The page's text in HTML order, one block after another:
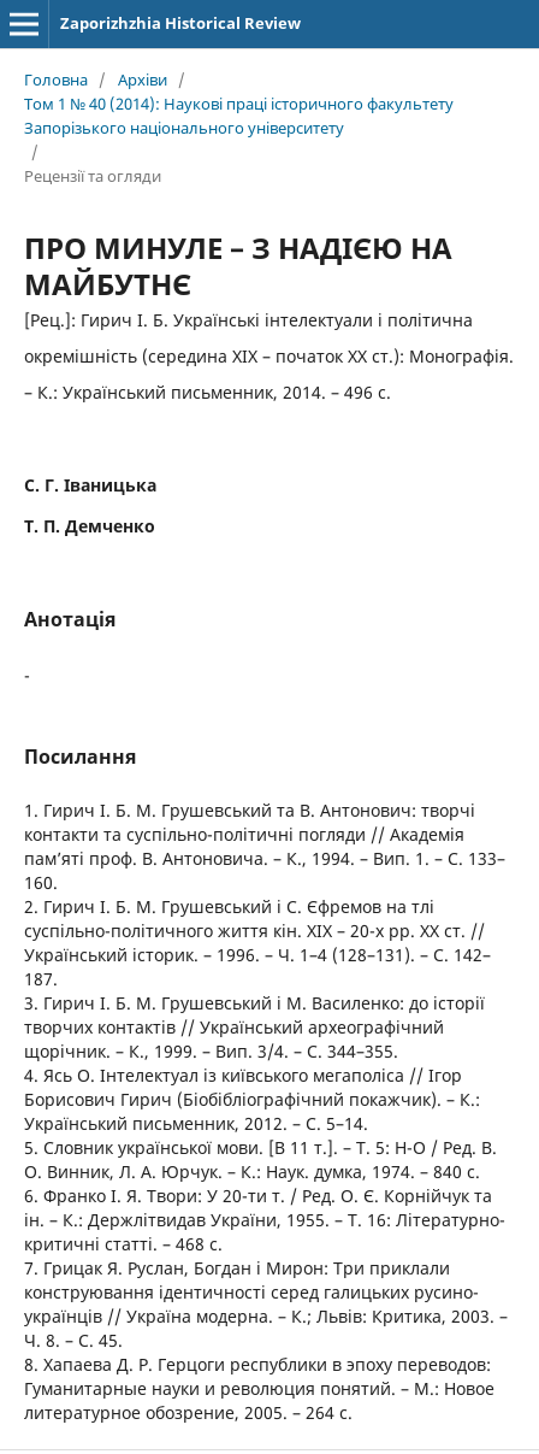
Zaporizhzhia Historical Review
Головна / Архіви /
Том 1 № 40 (2014): Наукові праці історичного факультету
Запорізького національного університету
/
Рецензії та огляди
ПРО МИНУЛЕ – З НАДІЄЮ НА
МАЙБУТНЄ
[Рец.]: Гирич І. Б. Українські інтелектуали і політична
окремішність (середина ХІХ – початок ХХ ст.): Монографія.
– К.: Український письменник, 2014. – 496 с.
С. Г. Іваницька
Т. П. Демченко
Анотація
-
Посилання
1. Гирич І. Б. М. Грушевський та В. Антонович: творчі
контакти та суспільно-політичні погляди // Академія
пам’яті проф. В. Антоновича. – К., 1994. – Вип. 1. – С. 133–
160.
2. Гирич І. Б. М. Грушевський і С. Єфремов на тлі
суспільно-політичного життя кін. ХІХ – 20-х рр. ХХ ст. //
Український історик. – 1996. – Ч. 1–4 (128–131). – С. 142–
187.
3. Гирич І. Б. М. Грушевський і М. Василенко: до історії
творчих контактів // Український археографічний
щорічник. – К., 1999. – Вип. 3/4. – С. 344–355.
4. Ясь О. Інтелектуал із київського мегаполіса // Ігор
Борисович Гирич (Біобібліографічний покажчик). – К.:
Український письменник, 2012. – С. 5–14.
5. Словник української мови. [В 11 т.]. – Т. 5: Н-О / Ред. В.
О. Винник, Л. А. Юрчук. – К.: Наук. думка, 1974. – 840 с.
6. Франко І. Я. Твори: У 20-ти т. / Ред. О. Є. Корнійчук та
ін. – К.: Держлітвидав України, 1955. – Т. 16: Літературно-
критичні статті. – 468 с.
7. Грицак Я. Руслан, Богдан і Мирон: Три приклали
конструювання ідентичності серед галицьких русино-
українців // Україна модерна. – К.; Львів: Критика, 2003. –
Ч. 8. – С. 45.
8. Хапаева Д. Р. Герцоги республики в эпоху переводов:
Гуманитарные науки и революция понятий. – М.: Новое
литературное обозрение, 2005. – 264 с.